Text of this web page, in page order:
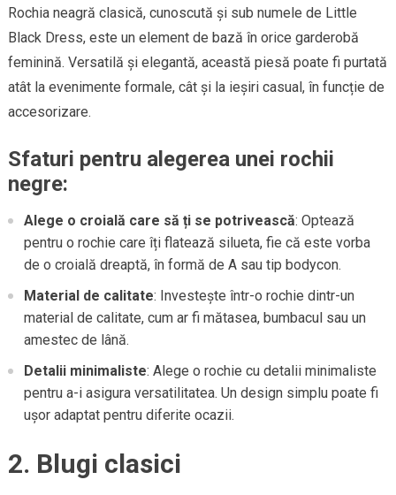
Rochia neagră clasică, cunoscută și sub numele de Little
Black Dress, este un element de bază în orice garderobă
feminină. Versatilă și elegantă, această piesă poate fi purtată
atât la evenimente formale, cât și la ieșiri casual, în funcție de
accesorizare.
Sfaturi pentru alegerea unei rochii
negre:
Alege o croială care să ți se potrivească: Optează
pentru o rochie care îți flatează silueta, fie că este vorba
de o croială dreaptă, în formă de A sau tip bodycon.
Material de calitate: Investește într-o rochie dintr-un
material de calitate, cum ar fi mătasea, bumbacul sau un
amestec de lână.
Detalii minimaliste: Alege o rochie cu detalii minimaliste
pentru a-i asigura versatilitatea. Un design simplu poate fi
ușor adaptat pentru diferite ocazii.
2. Blugi clasici